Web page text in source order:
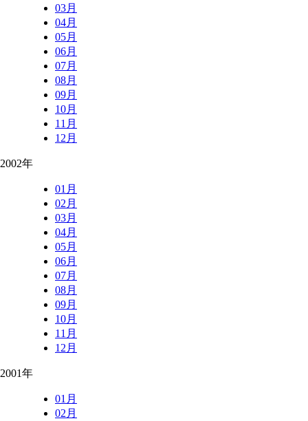
03月
04月
05月
06月
07月
08月
09月
10月
11月
12月
2002年
01月
02月
03月
04月
05月
06月
07月
08月
09月
10月
11月
12月
2001年
01月
02月